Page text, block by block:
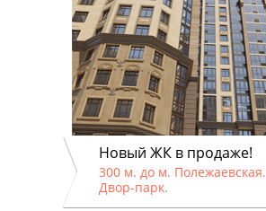
Новый ЖК в продаже!
300 м. до м. Полежаевская.
Двор-парк.